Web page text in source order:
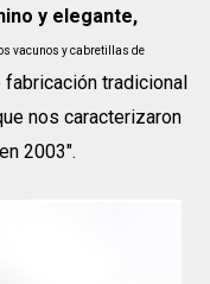
y elegante,
vacunos y cabretillas de
fabricación tradicional
nos caracterizaron
2003".